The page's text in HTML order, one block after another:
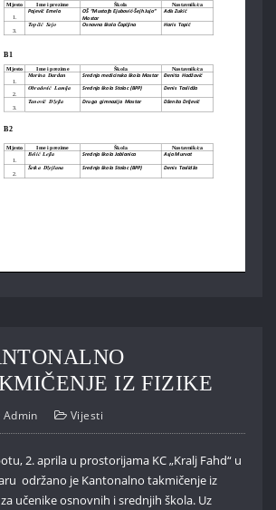
IZ FIZIKE
Admin Vijesti
2. aprila u prostorijama KC „Kralj Fahd“ u
održano je Kantonalno takmičenje iz
učenike osnovnih i srednjih škola. Uz